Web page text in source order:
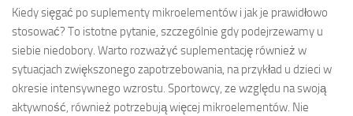
Kiedy sięgać po suplementy mikroelementów i jak je prawidłowo
stosować? To istotne pytanie, szczególnie gdy podejrzewamy u
siebie niedobory. Warto rozważyć suplementację również w
sytuacjach zwiększonego zapotrzebowania, na przykład u dzieci w
okresie intensywnego wzrostu. Sportowcy, ze względu na swoją
aktywność, również potrzebują więcej mikroelementów. Nie